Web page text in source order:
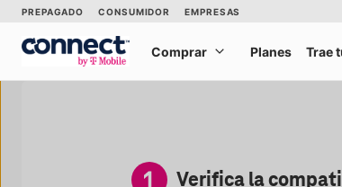
Saltar al contenido principal
Comprar CompraPlanes Trae
PREPAGADO CONSUMIDOR EMPRESAS
Verifica la